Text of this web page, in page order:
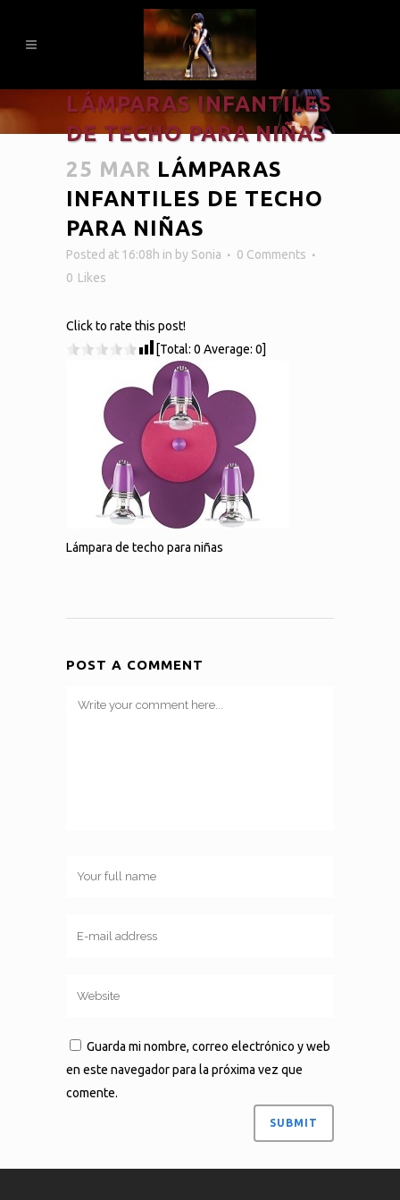
LÁMPARAS INFANTILES
DE TECHO PARA NIÑAS
25 MAR LÁMPARAS
INFANTILES DE TECHO
PARA NIÑAS
Posted at 16:08h in by Sonia
0 Comments
0 Likes
Click to rate this post!
[Total: 0 Average: 0]
Lámpara de techo para niñas
POST A COMMENT
Guarda mi nombre, correo electrónico y web
en este navegador para la próxima vez que
comente.